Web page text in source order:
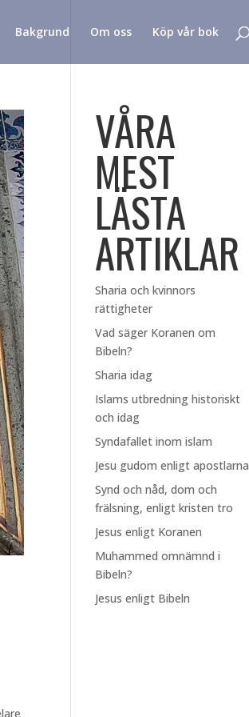
Bakgrund Om oss Köp vår bok
VÅRA
MEST
LÄSTA
ARTIKLAR
Sharia och kvinnors
rättigheter
Vad säger Koranen om
Bibeln?
Sharia idag
Islams utbredning historiskt
och idag
Syndafallet inom islam
Jesu gudom enligt apostlarna
Synd och nåd, dom och
frälsning, enligt kristen tro
Jesus enligt Koranen
Muhammed omnämnd i
Bibeln?
Jesus enligt Bibeln